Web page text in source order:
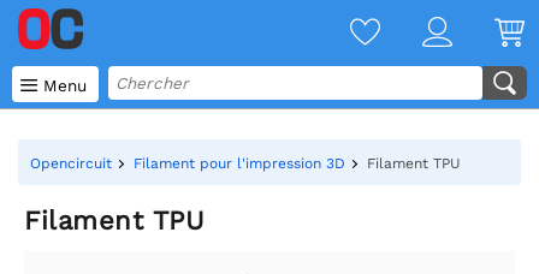
 Menu
Opencircuit Filament pour l'impression 3D Filament TPU
Filament TPU